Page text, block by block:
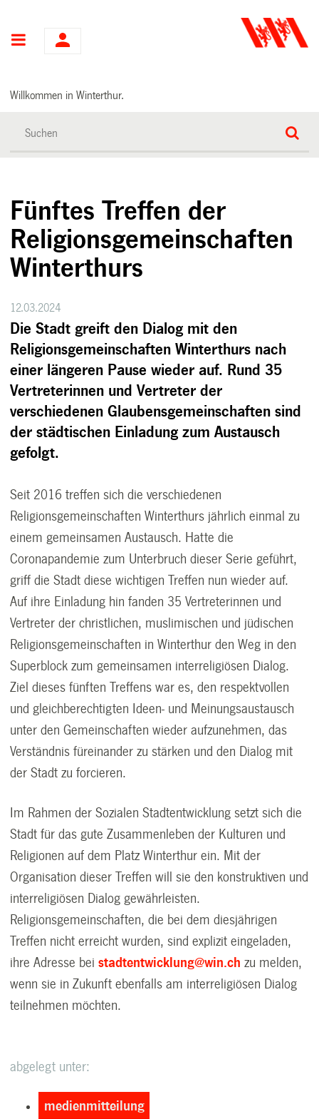
Hauptnavigation
Willkommen in Winterthur.
Fünftes Treffen der
Religionsgemeinschaften
Winterthurs
12.03.2024
Die Stadt greift den Dialog mit den
Religionsgemeinschaften Winterthurs nach
einer längeren Pause wieder auf. Rund 35
Vertreterinnen und Vertreter der
verschiedenen Glaubensgemeinschaften sind
der städtischen Einladung zum Austausch
gefolgt.
Seit 2016 treffen sich die verschiedenen
Religionsgemeinschaften Winterthurs jährlich einmal zu
einem gemeinsamen Austausch. Hatte die
Coronapandemie zum Unterbruch dieser Serie geführt,
griff die Stadt diese wichtigen Treffen nun wieder auf.
Auf ihre Einladung hin fanden 35 Vertreterinnen und
Vertreter der christlichen, muslimischen und jüdischen
Religionsgemeinschaften in Winterthur den Weg in den
Superblock zum gemeinsamen interreligiösen Dialog.
Ziel dieses fünften Treffens war es, den respektvollen
und gleichberechtigten Ideen- und Meinungsaustausch
unter den Gemeinschaften wieder aufzunehmen, das
Verständnis füreinander zu stärken und den Dialog mit
der Stadt zu forcieren.
Im Rahmen der Sozialen Stadtentwicklung setzt sich die
Stadt für das gute Zusammenleben der Kulturen und
Religionen auf dem Platz Winterthur ein. Mit der
Organisation dieser Treffen will sie den konstruktiven und
interreligiösen Dialog gewährleisten.
Religionsgemeinschaften, die bei dem diesjährigen
Treffen nicht erreicht wurden, sind explizit eingeladen,
ihre Adresse beistadtentwicklung@win.ch zu melden,
wenn sie in Zukunft ebenfalls am interreligiösen Dialog
teilnehmen möchten.
abgelegt unter:
medienmitteilung